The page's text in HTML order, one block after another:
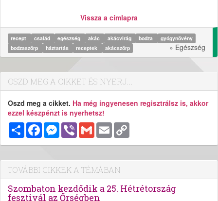
Vissza a címlapra
recept család egészség akác akácvirág bodza
gyógynövény
bodzaszörp
háztartás receptek akácszörp » Egészség
OSZD MEG A CIKKET ÉS NYERJ...
Oszd meg a cikket. Ha még ingyenesen regisztrálsz is, akkor
ezzel készpénzt is nyerhetsz!
MegosztásFacebookMessenger
Viber Gmail Email
TOVÁBBI CIKKEK A TÉMÁBAN
Szombaton kezdődik a 25. Hétrétország
fesztivál az Őrségben